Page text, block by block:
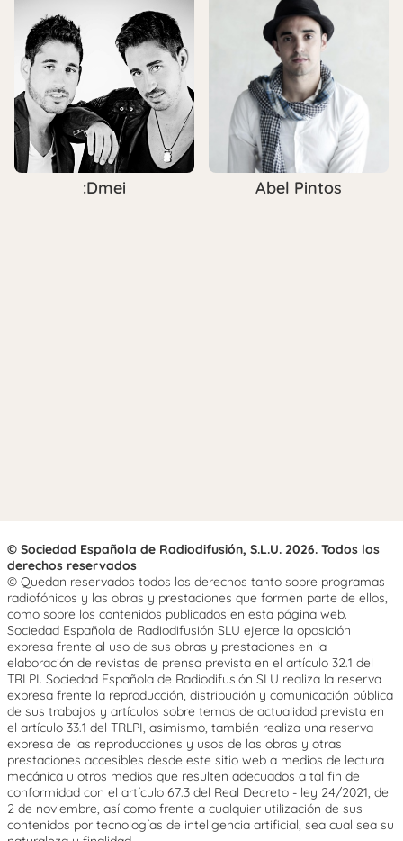
:Dmei Abel Pintos
© Sociedad Española de Radiodifusión, S.L.U. 2026. Todos los
derechos reservados
© Quedan reservados todos los derechos tanto sobre programas
radiofónicos y las obras y prestaciones que formen parte de ellos,
como sobre los contenidos publicados en esta página web.
Sociedad Española de Radiodifusión SLU ejerce la oposición
expresa frente al uso de sus obras y prestaciones en la
elaboración de revistas de prensa prevista en el artículo 32.1 del
TRLPI. Sociedad Española de Radiodifusión SLU realiza la reserva
expresa frente la reproducción, distribución y comunicación pública
de sus trabajos y artículos sobre temas de actualidad prevista en
el artículo 33.1 del TRLPI, asimismo, también realiza una reserva
expresa de las reproducciones y usos de las obras y otras
prestaciones accesibles desde este sitio web a medios de lectura
mecánica u otros medios que resulten adecuados a tal fin de
conformidad con el artículo 67.3 del Real Decreto - ley 24/2021, de
2 de noviembre, así como frente a cualquier utilización de sus
contenidos por tecnologías de inteligencia artificial, sea cual sea su